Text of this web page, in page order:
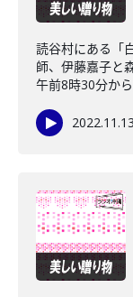
読谷村にある「
師、伊藤嘉子と
午前8時30分か
2022.11.13